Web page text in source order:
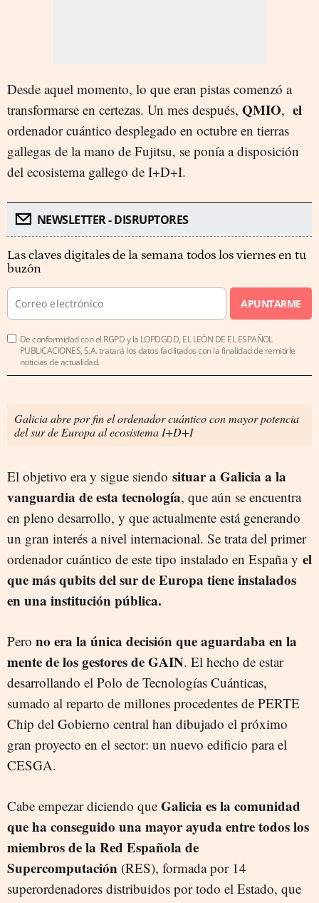
Desde aquel momento, lo que eran pistas comenzó a
transformarse en certezas. Un mes después, QMIO, el
ordenador cuántico desplegado en octubre en tierras
gallegas de la mano de Fujitsu, se ponía a disposición
del ecosistema gallego de I+D+I.
NEWSLETTER - DISRUPTORES
Las claves digitales de la semana todos los viernes en tu
buzón
APUNTARME
De conformidad con el RGPD y la LOPDGDD, EL LEÓN DE EL ESPAÑOL
PUBLICACIONES, S.A. tratará los datos facilitados con la finalidad de remitirle
noticias de actualidad.
Galicia abre por fin el ordenador cuántico con mayor potencia
del sur de Europa al ecosistema I+D+I
El objetivo era y sigue siendo situar a Galicia a la
vanguardia de esta tecnología, que aún se encuentra
en pleno desarrollo, y que actualmente está generando
un gran interés a nivel internacional. Se trata del primer
ordenador cuántico de este tipo instalado en España y el
que más qubits del sur de Europa tiene instalados
en una institución pública.
Pero no era la única decisión que aguardaba en la
mente de los gestores de GAIN. El hecho de estar
desarrollando el Polo de Tecnologías Cuánticas,
sumado al reparto de millones procedentes de PERTE
Chip del Gobierno central han dibujado el próximo
gran proyecto en el sector: un nuevo edificio para el
CESGA.
Cabe empezar diciendo que Galicia es la comunidad
que ha conseguido una mayor ayuda entre todos los
miembros de la Red Española de
Supercomputación (RES), formada por 14
superordenadores distribuidos por todo el Estado, que